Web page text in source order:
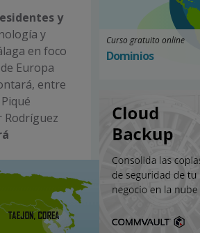
y
y
en foco
Europa
entre
Rodríguez
Curso gratuito online
Dominios